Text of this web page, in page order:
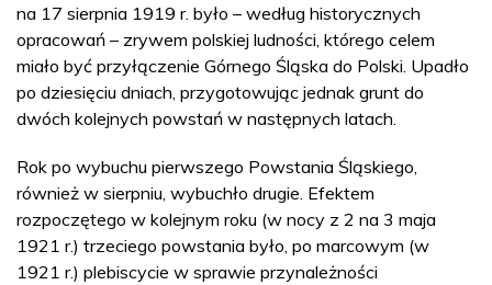
na 17 sierpnia 1919 r. było – według historycznych
opracowań – zrywem polskiej ludności, którego celem
miało być przyłączenie Górnego Śląska do Polski. Upadło
po dziesięciu dniach, przygotowując jednak grunt do
dwóch kolejnych powstań w następnych latach.
Rok po wybuchu pierwszego Powstania Śląskiego,
również w sierpniu, wybuchło drugie. Efektem
rozpoczętego w kolejnym roku (w nocy z 2 na 3 maja
1921 r.) trzeciego powstania było, po marcowym (w
1921 r.) plebiscycie w sprawie przynależności